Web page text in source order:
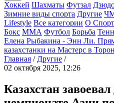
Хоккей Шахматы Футзал
Зимние виды спорта Другие
Lifestyle Все категории О
Бокс ММА Футбол Борьба
Елена Рыбакина - Энн Ли.
казахстанки на Мастерс в
Главная / Другие /
02 октября 2025, 12:26
Казахстан